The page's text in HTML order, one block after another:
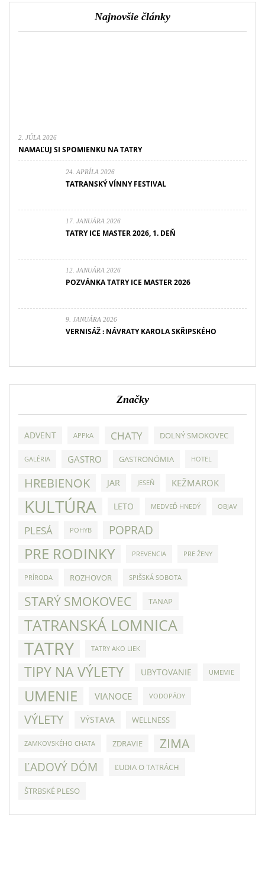
Najnovšie články
2. JÚLA 2026
NAMAĽUJ SI SPOMIENKU NA TATRY
24. APRÍLA 2026
TATRANSKÝ VÍNNY FESTIVAL
17. JANUÁRA 2026
TATRY ICE MASTER 2026, 1. DEŇ
12. JANUÁRA 2026
POZVÁNKA TATRY ICE MASTER 2026
9. JANUÁRA 2026
VERNISÁŽ : NÁVRATY KAROLA SKŘIPSKÉHO
Značky
ADVENT APPkA CHATY DOLNÝ SMOKOVEC
GALÉRIA GASTRO GASTRONÓMIA HOTEL
HREBIENOK JAR JESEŇ KEŽMAROK
KULTÚRA LETO MEDVEĎ HNEDÝ OBJAV
PLESÁ POHYB POPRAD
PRE RODINKY PREVENCIA PRE ŽENY
PRÍRODA ROZHOVOR SPIŠSKÁ SOBOTA
STARÝ SMOKOVEC TANAP
TATRANSKÁ LOMNICA
TATRY TATRY AKO LIEK
TIPY NA VÝLETY UBYTOVANIE UMEMIE
UMENIE VIANOCE VODOPÁDY
VÝLETY VÝSTAVA WELLNESS
ZAMKOVSKÉHO CHATA ZDRAVIE ZIMA
ĽADOVÝ DÓM ĽUDIA O TATRÁCH
ŠTRBSKÉ PLESO